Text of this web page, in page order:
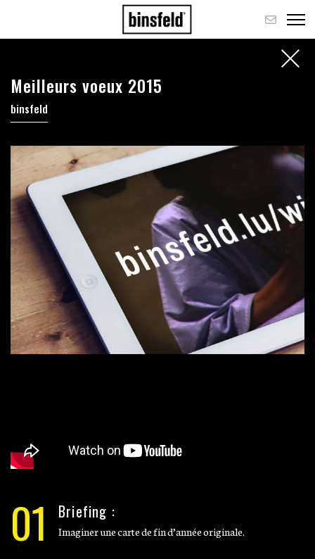
Meilleurs voeux 2015
binsfeld
01 Briefing :
Imaginer une carte de fin d’année originale.